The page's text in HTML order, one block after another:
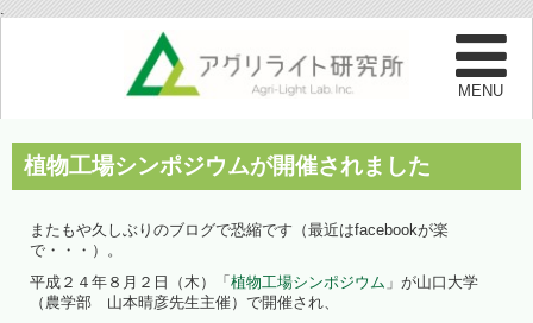
.
植物工場シンポジウムが開催されました
またもや久しぶりのブログで恐縮です（最近はfacebookが楽
で・・・）。
平成２４年８月２日（木）「 植物工場シンポジウム 」が山口大学
（農学部 山本晴彦先生主催）で開催され、